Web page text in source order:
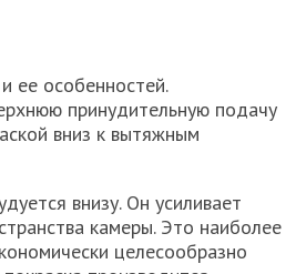
ее особенностей.
принудительную подачу
вниз к вытяжным
внизу. Он усиливает
камеры. Это наиболее
целесообразно